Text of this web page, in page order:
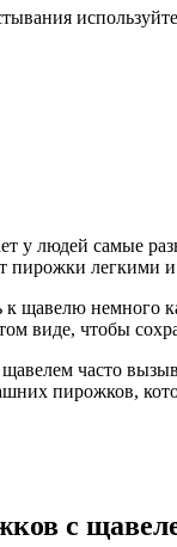
у людей самые
пирожки
щавелю немного
виде, чтобы
часто
пирожков,
с